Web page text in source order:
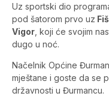
Uz sportski dio
pod šatorom prvo uz
Vigor , koji će svojim
dugo u noć.
Načelnik Općine
mještane i goste da se
državnosti u Đurmancu.